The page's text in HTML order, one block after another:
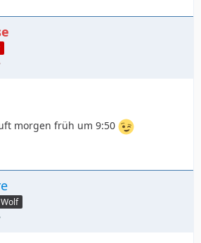
morgen früh um 9:50